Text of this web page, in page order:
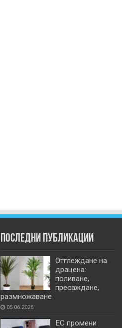
Последни публикации
Отглеждане на
драцена:
поливане,
пресаждане,
размножаване
05.06.2026
ЕС промени